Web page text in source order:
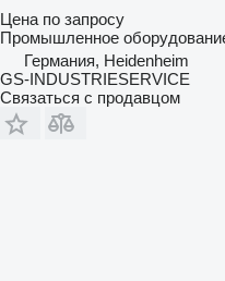
Цена по запросу
Промышленное
Германия, Heidenheim
GS-INDUSTRIESERVICE
Связаться с продавцом